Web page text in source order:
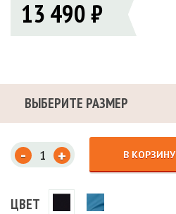
13 490 ₽
ВЫБЕРИТЕ РАЗМЕР
- + В КОРЗИНУ
ЦВЕТ